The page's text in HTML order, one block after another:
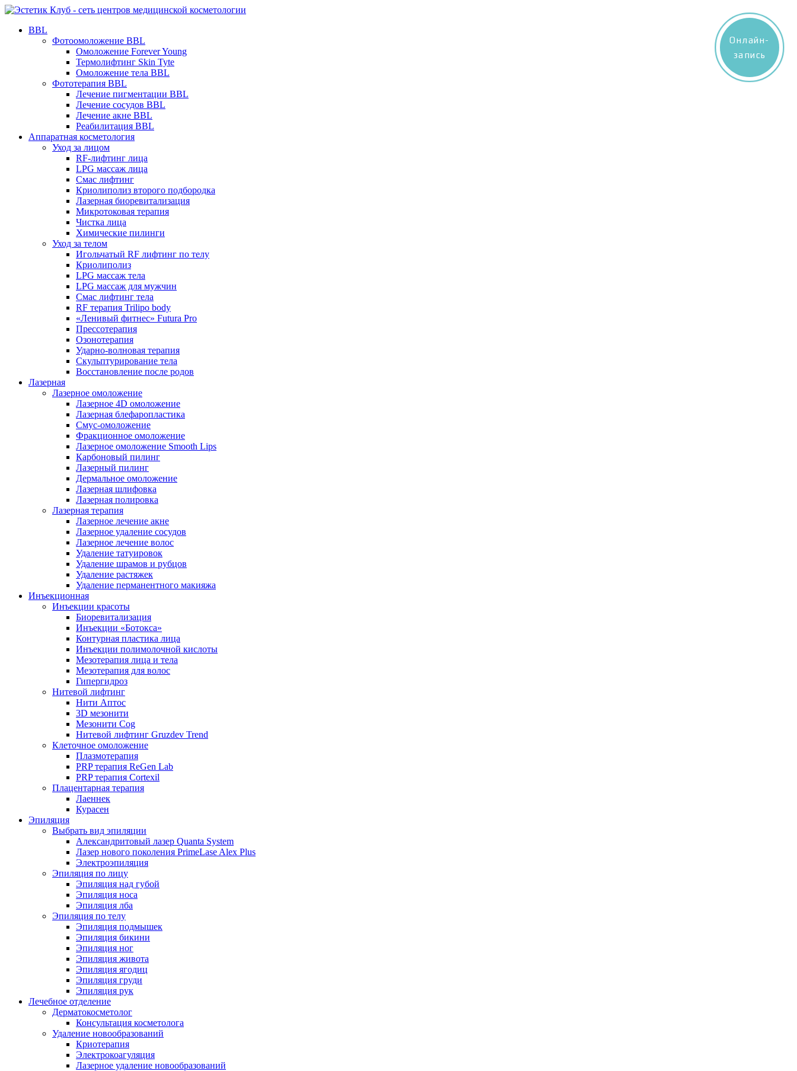
BBL
Фотоомоложение BBL
Омоложение Forever Young
Термолифтинг Skin Tyte
Омоложение тела BBL
Фототерапия BBL
Лечение пигментации BBL
Лечение сосудов BBL
Лечение акне BBL
Реабилитация BBL
Аппаратная косметология
Уход за лицом
RF-лифтинг лица
LPG массаж лица
Смас лифтинг
Криолиполиз второго подбородка
Лазерная биоревитализация
Микротоковая терапия
Чистка лица
Химические пилинги
Уход за телом
Игольчатый RF лифтинг по телу
Криолиполиз
LPG массаж тела
LPG массаж для мужчин
Смас лифтинг тела
RF терапия Trilipo body
«Ленивый фитнес» Futura Pro
Прессотерапия
Озонотерапия
Ударно-волновая терапия
Скульптурирование тела
Восстановление после родов
Лазерная
Лазерное омоложение
Лазерное 4D омоложение
Лазерная блефаропластика
Смус-омоложение
Фракционное омоложение
Лазерное омоложение Smooth Lips
Карбоновый пилинг
Лазерный пилинг
Дермальное омоложение
Лазерная шлифовка
Лазерная полировка
Лазерная терапия
Лазерное лечение акне
Лазерное удаление сосудов
Лазерное лечение волос
Удаление татуировок
Удаление шрамов и рубцов
Удаление растяжек
Удаление перманентного макияжа
Инъекционная
Инъекции красоты
Биоревитализация
Инъекции «Ботокса»
Контурная пластика лица
Инъекции полимолочной кислоты
Мезотерапия лица и тела
Мезотерапия для волос
Гипергидроз
Нитевой лифтинг
Нити Аптос
3D мезонити
Мезонити Cog
Нитевой лифтинг Gruzdev Trend
Клеточное омоложение
Плазмотерапия
PRP терапия ReGen Lab
PRP терапия Cortexil
Плацентарная терапия
Лаеннек
Курасен
Эпиляция
Выбрать вид эпиляции
Александритовый лазер Quanta System
Лазер нового поколения PrimeLase Alex Plus
Электроэпиляция
Эпиляция по лицу
Эпиляция над губой
Эпиляция носа
Эпиляция лба
Эпиляция по телу
Эпиляция подмышек
Эпиляция бикини
Эпиляция ног
Эпиляция живота
Эпиляция ягодиц
Эпиляция груди
Эпиляция рук
Лечебное отделение
Дерматокосметолог
Консультация косметолога
Удаление новообразований
Криотерапия
Электрокоагуляция
Лазерное удаление новообразований
Онлайн-
запись